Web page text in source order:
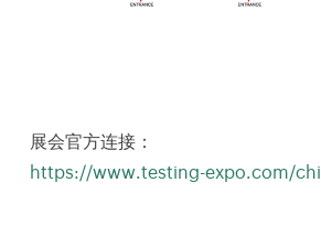
展会官方连接：
https://www.testing-expo.com/